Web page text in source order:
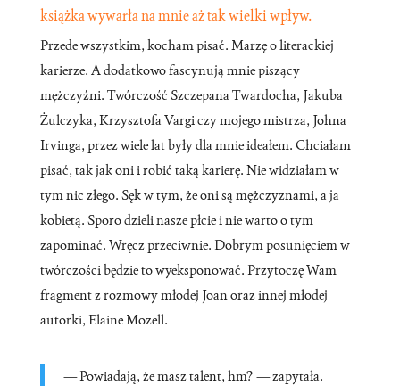
książka wywarła na mnie aż tak wielki wpływ.
Przede wszystkim, kocham pisać. Marzę o literackiej
karierze. A dodatkowo fascynują mnie piszący
mężczyźni. Twórczość Szczepana Twardocha, Jakuba
Żulczyka, Krzysztofa Vargi czy mojego mistrza, Johna
Irvinga, przez wiele lat były dla mnie ideałem. Chciałam
pisać, tak jak oni i robić taką karierę. Nie widziałam w
tym nic złego. Sęk w tym, że oni są mężczyznami, a ja
kobietą. Sporo dzieli nasze płcie i nie warto o tym
zapominać. Wręcz przeciwnie. Dobrym posunięciem w
twórczości będzie to wyeksponować. Przytoczę Wam
fragment z rozmowy młodej Joan oraz innej młodej
autorki, Elaine Mozell.
—Powiadają, że masz talent, hm? —zapytała.